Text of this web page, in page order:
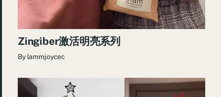
Zingiber激活明亮系列
By lammjoycec